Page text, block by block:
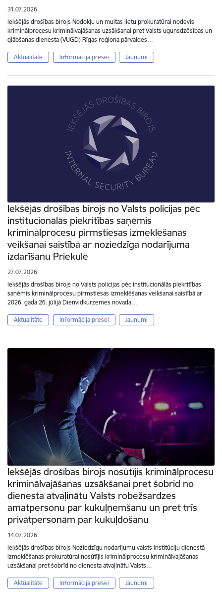
31.07.2026.
Iekšējās drošības birojs Nodokļu un muitas lietu prokuratūrai nodevis
kriminālprocesu kriminālvajāšanas uzsākšanai pret Valsts ugunsdzēsības un
glābšanas dienesta (VUGD) Rīgas reģiona pārvaldes…
Aktualitāte Informācija presei Jaunumi
Iekšējās drošības birojs no Valsts policijas pēc
institucionālās piekritības saņēmis
kriminālprocesu pirmstiesas izmeklēšanas
veikšanai saistībā ar noziedzīga nodarījuma
izdarīšanu Priekulē
27.07.2026.
Iekšējās drošības birojs no Valsts policijas pēc institucionālās piekritības
saņēmis kriminālprocesu pirmstiesas izmeklēšanas veikšanai saistībā ar
2026. gada 26. jūlijā Dienvidkurzemes novada…
Aktualitāte Informācija presei Jaunumi
Iekšējās drošības birojs nosūtījis kriminālprocesu
kriminālvajāšanas uzsākšanai pret šobrīd no
dienesta atvaļinātu Valsts robežsardzes
amatpersonu par kukuļņemšanu un pret trīs
privātpersonām par kukuļdošanu
14.07.2026.
Iekšējās drošības birojs Noziedzīgu nodarījumu valsts institūciju dienestā
izmeklēšanas prokuratūrai nosūtījis kriminālprocesu kriminālvajāšanas
uzsākšanai pret šobrīd no dienesta atvaļinātu Valsts…
Aktualitāte Informācija presei Jaunumi